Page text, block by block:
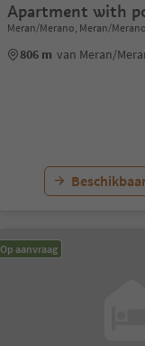
Apartment with
Meran/Merano, Meran/
806 m van Meran/
Op aanvraag